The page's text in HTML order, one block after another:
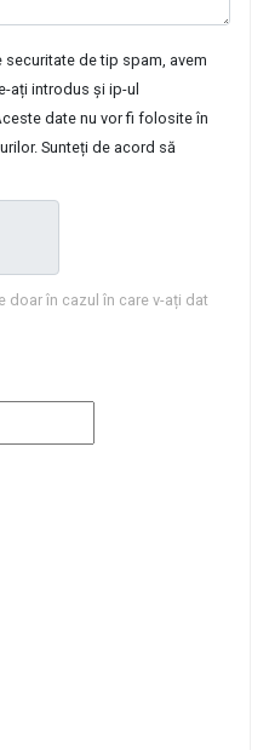
securitate de tip spam, avem
ați introdus și ip-ul
date nu vor fi folosite în
Sunteți de acord să
doar în cazul în care v-ați dat